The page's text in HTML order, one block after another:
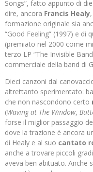
Songs”, fatto appunto di
dire, ancora Francis Healy
formazione originale sia
“Good Feeling” (1997) e di
(premiato nel 2000 come
terzo LP “The Invisible
commerciale della band di
Dieci canzoni dal
altrettanto sperimentato:
che non nascondono certo
(Waving at The Window,
forse il miglior passaggio
dove la trazione è ancora
di Healy e al suo cantato
anche a trovare piccoli
aveva ben abituato. Anche